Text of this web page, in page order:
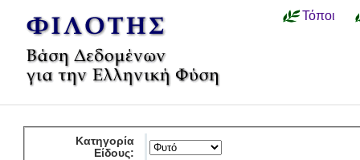
Τόποι
Κατηγορία
Είδους: